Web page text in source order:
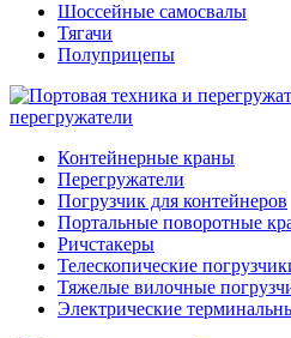
Шоссейные самосвалы
Тягачи
Полуприцепы
перегружатели
Контейнерные краны
Перегружатели
Погрузчик для контейнеров
Портальные поворотные
Ричстакеры
Телескопические
Тяжелые вилочные
Электрические